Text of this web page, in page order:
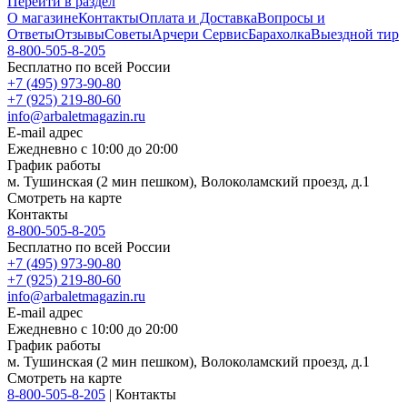
О магазинеКонтактыОплата и ДоставкаВопросы и
ОтветыОтзывыСоветыАрчери СервисБарахолкаВыездной тир
8-800-505-8-205
Бесплатно по всей России
+7 (495) 973-90-80
+7 (925) 219-80-60
info@arbaletmagazin.ru
E-mail адрес
Ежедневно с 10:00 до 20:00
График работы
м. Тушинская (2 мин пешком), Волоколамский проезд, д.1
Смотреть на карте
Контакты
8-800-505-8-205
Бесплатно по всей России
+7 (495) 973-90-80
+7 (925) 219-80-60
info@arbaletmagazin.ru
E-mail адрес
Ежедневно с 10:00 до 20:00
График работы
м. Тушинская (2 мин пешком), Волоколамский проезд, д.1
Смотреть на карте
8-800-505-8-205 | Контакты